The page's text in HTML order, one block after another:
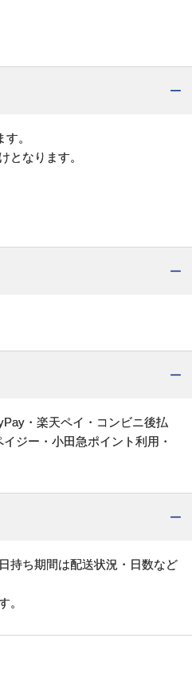
。
となります。
・楽天ペイ・コンビニ後払
ジー・小田急ポイント利用・
持ち期間は配送状況・日数など
。